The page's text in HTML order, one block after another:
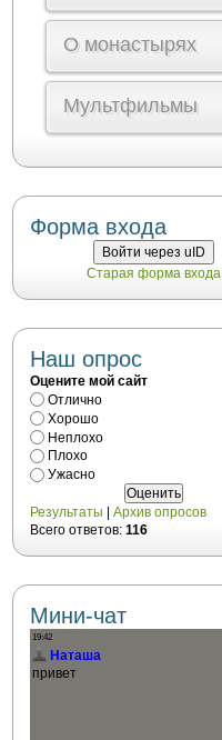
О монастырях
Мультфильмы
Форма входа
Войти через uID
Старая форма входа
Наш опрос
Оцените мой сайт
Отлично
Хорошо
Неплохо
Плохо
Ужасно
Результаты
Архив опросов
Всего ответов: 116
Мини-чат